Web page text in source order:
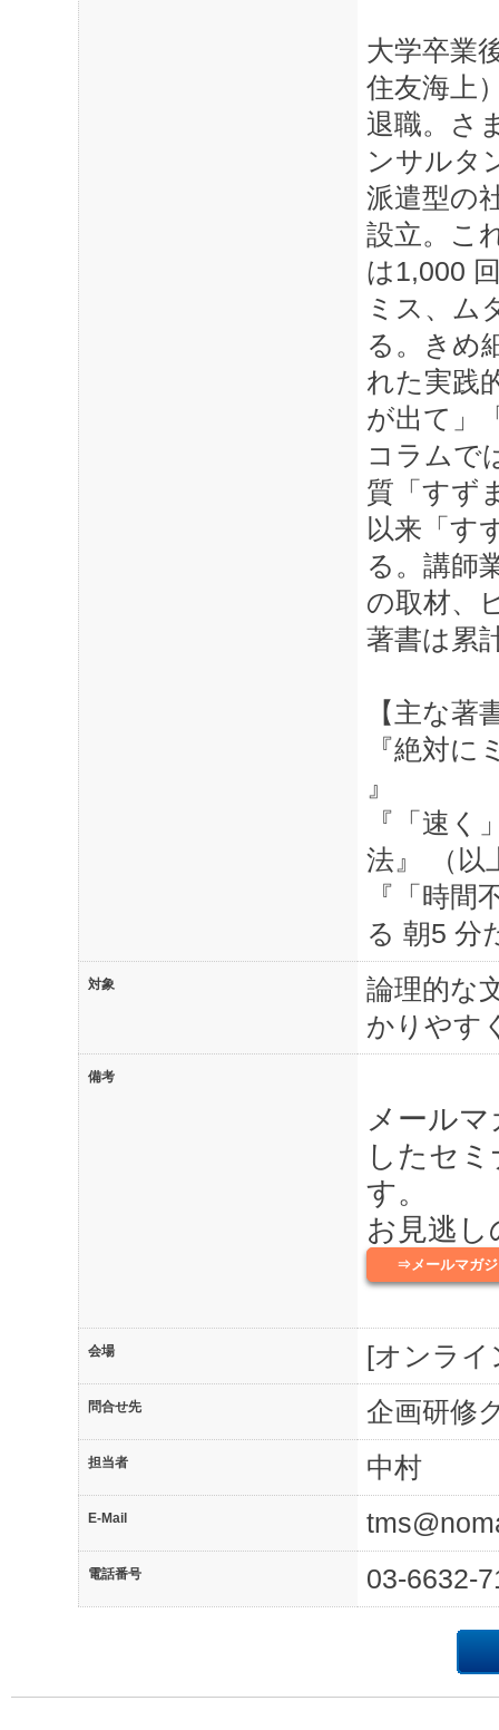
大学卒業
住友海上
退職。さ
ンサルタ
派遣型の
設立。こ
は1,000
ミス、ム
る。きめ
れた実践
が出て」
コラムで
質「すず
以来「す
る。講師
の取材、
著書は累
【主な著
『絶対
』
『「速
法』 （以
『「時
る 朝5 分
対象
論理的な
かりやす
備考
メール
したセ
す。
お見逃
⇒メールマガ
会場 [オンラ
問合せ先 企画研修
担当者 中村
E-Mail
電話番号 03-6632-